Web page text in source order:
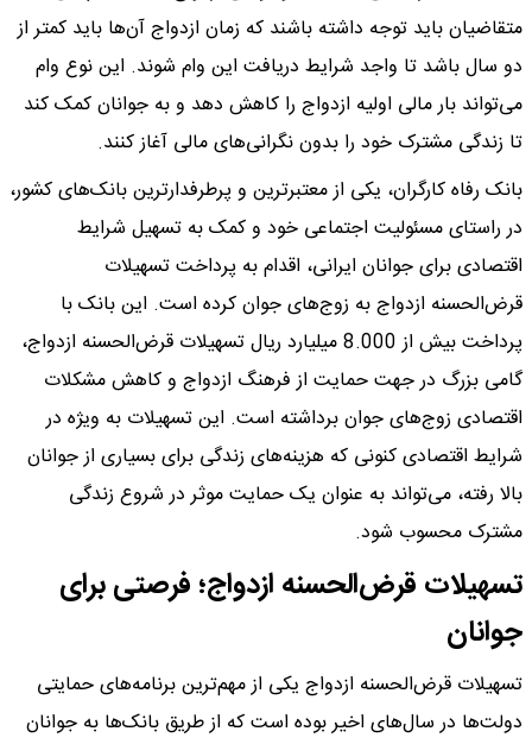
متقاضیان باید توجه داشته باشند که زمان ازدواج آن‌ها باید کمتر از
دو سال باشد تا واجد شرایط دریافت این وام شوند. این نوع وام
می‌تواند بار مالی اولیه ازدواج را کاهش دهد و به جوانان کمک کند
تا زندگی مشترک خود را بدون نگرانی‌های مالی آغاز کنند.
بانک رفاه کارگران، یکی از معتبرترین و پرطرفدارترین بانک‌های کشور،
در راستای مسئولیت اجتماعی خود و کمک به تسهیل شرایط
اقتصادی برای جوانان ایرانی، اقدام به پرداخت تسهیلات
قرض‌الحسنه ازدواج به زوج‌های جوان کرده است. این بانک با
پرداخت بیش از 8.000 میلیارد ریال تسهیلات قرض‌الحسنه ازدواج،
گامی بزرگ در جهت حمایت از فرهنگ ازدواج و کاهش مشکلات
اقتصادی زوج‌های جوان برداشته است. این تسهیلات به ویژه در
شرایط اقتصادی کنونی که هزینه‌های زندگی برای بسیاری از جوانان
بالا رفته، می‌تواند به عنوان یک حمایت موثر در شروع زندگی
مشترک محسوب شود.
تسهیلات قرض‌الحسنه ازدواج؛ فرصتی برای
جوانان
تسهیلات قرض‌الحسنه ازدواج یکی از مهم‌ترین برنامه‌های حمایتی
دولت‌ها در سال‌های اخیر بوده است که از طریق بانک‌ها به جوانان